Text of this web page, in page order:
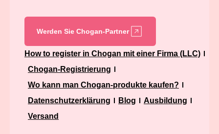
Werden Sie Chogan-Partner
How to register in Chogan mit einer Firma (LLC)
Chogan-Registrierung
Wo kann man Chogan-produkte kaufen?
Datenschutzerklärung
Blog
Ausbildung
Versand